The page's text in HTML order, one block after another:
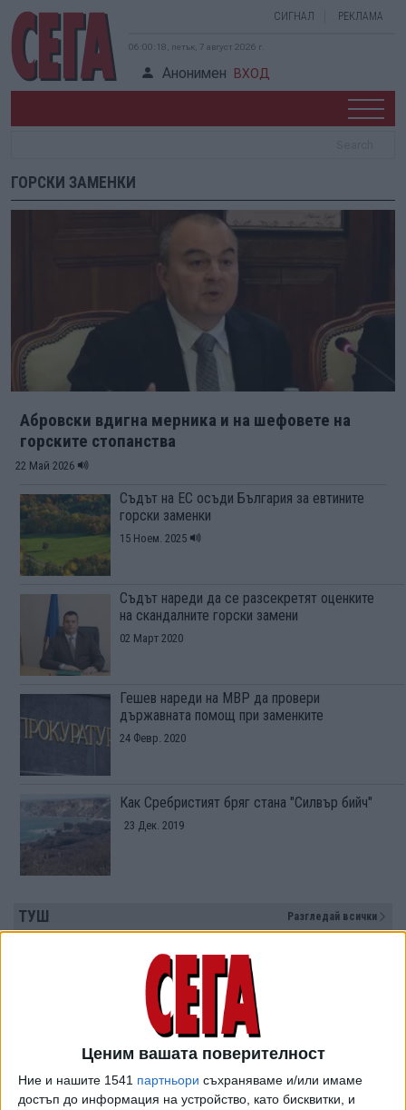
Ценим вашата поверителност
Ние и нашите 1541 партньори съхраняваме и/или имаме
достъп до информация на устройство, като бисквитки, и
СИГНАЛ РЕКЛАМА
06:00:18, петък, 7 август 2026 г.
Анонимен ВХОД
ГОРСКИ ЗАМЕНКИ
Абровски вдигна мерника и на шефовете на
горските стопанства
22 Май 2026
Съдът на ЕС осъди България за евтините
горски заменки
15 Ноем. 2025
Съдът нареди да се разсекретят оценките
на скандалните горски замени
02 Март 2020
Гешев нареди на МВР да провери
държавната помощ при заменките
24 Февр. 2020
Как Сребристият бряг стана "Силвър бийч"
23 Дек. 2019
ТУШ Разгледай всички